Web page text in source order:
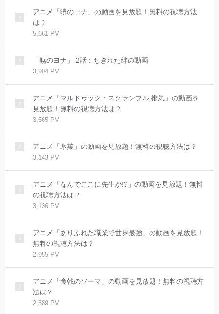
アニメ「暁のヨナ」の動画を見放題！無料の視聴方法
は？
5,661 PV
「暁のヨナ」 2話：ちぎれた絆の動画
3,904 PV
アニメ「マルドゥック・スクランブル 排気」の動画を
見放題！無料の視聴方法は？
3,565 PV
アニメ「氷菓」の動画を見放題！無料の視聴方法は？
3,143 PV
アニメ「なんでここに先生が!?」の動画を見放題！無料
の視聴方法は？
3,136 PV
アニメ「ありふれた職業で世界最強」の動画を見放題！
無料の視聴方法は？
2,955 PV
アニメ「食戟のソーマ」の動画を見放題！無料の視聴方
法は？
2,589 PV